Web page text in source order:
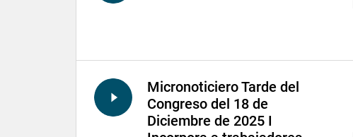
Micronoticiero Tarde del
Congreso del 18 de
Diciembre de 2025 I